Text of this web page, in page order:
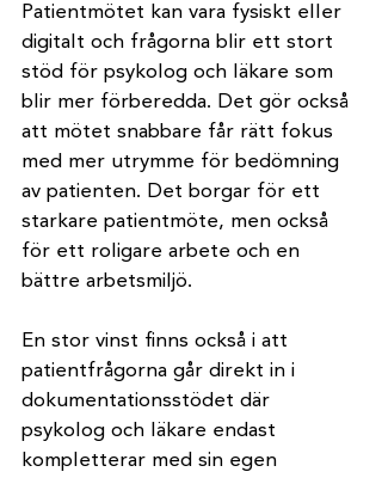
Patientmötet kan vara fysiskt eller
digitalt och frågorna blir ett stort
stöd för psykolog och läkare som
blir mer förberedda. Det gör också
att mötet snabbare får rätt fokus
med mer utrymme för bedömning
av patienten. Det borgar för ett
starkare patientmöte, men också
för ett roligare arbete och en
bättre arbetsmiljö.
En stor vinst finns också i att
patientfrågorna går direkt in i
dokumentationsstödet där
psykolog och läkare endast
kompletterar med sin egen